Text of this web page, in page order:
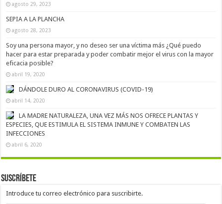
agosto 29, 2023
SEPIA A LA PLANCHA
agosto 28, 2023
Soy una persona mayor, y no deseo ser una víctima más ¿Qué puedo
hacer para estar preparada y poder combatir mejor el virus con la mayor
eficacia posible?
abril 19, 2020
DÁNDOLE DURO AL CORONAVIRUS (COVID-19)
abril 14, 2020
LA MADRE NATURALEZA, UNA VEZ MÁS NOS OFRECE PLANTAS Y
ESPECIES, QUE ESTIMULA EL SISTEMA INMUNE Y COMBATEN LAS
INFECCIONES
abril 6, 2020
Suscríbete
Introduce tu correo electrónico para suscribirte.